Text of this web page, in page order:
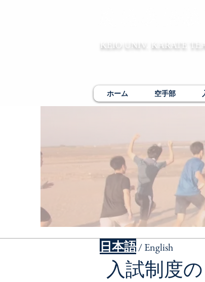
KEIO UNIV. KARATE
ホーム 空手部
日本語/ English
入試制度